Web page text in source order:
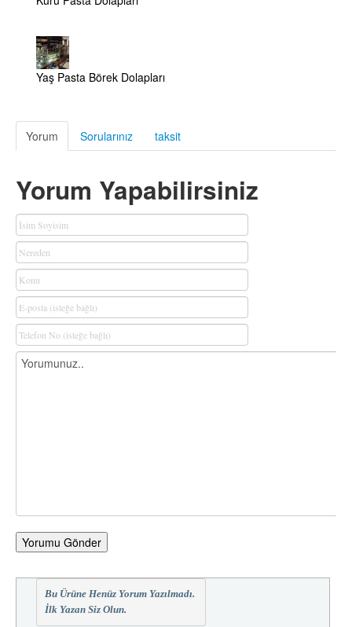
Yaş Pasta Börek Dolapları
Yorum Sorularınız taksit
Yorum Yapabilirsiniz
Yorumu Gönder
Bu Ürüne Henüz Yorum Yazılmadı.
İlk Yazan Siz Olun.